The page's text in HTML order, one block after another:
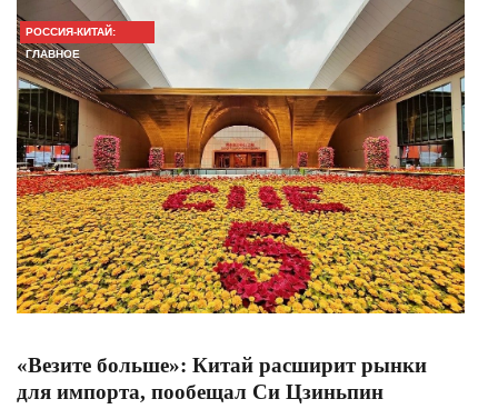
РОССИЯ-КИТАЙ:
ГЛАВНОЕ
«Везите больше»: Китай расширит рынки
для импорта, пообещал Си Цзиньпин